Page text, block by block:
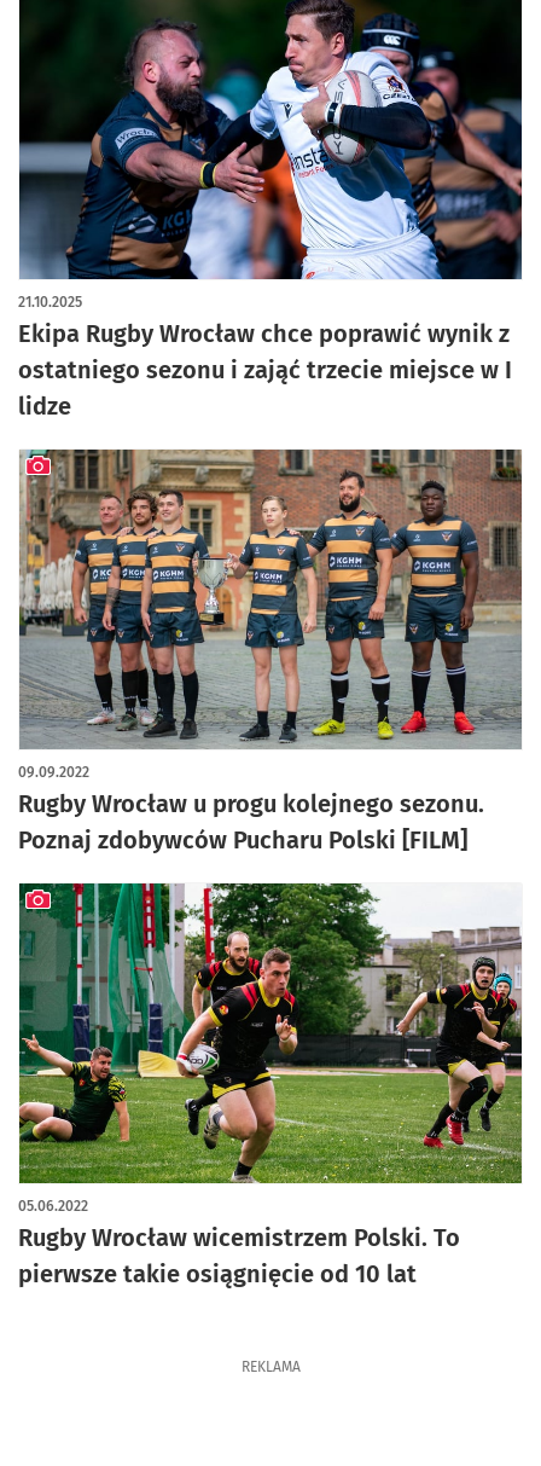
Ekipa Rugby Wrocław chce poprawić wynik z
ostatniego sezonu i zająć trzecie miejsce w I
lidze
21.10.2025
Rugby Wrocław u progu kolejnego sezonu.
Poznaj zdobywców Pucharu Polski [FILM]
09.09.2022
artykuł z galerią zdjęć
Rugby Wrocław wicemistrzem Polski. To
pierwsze takie osiągnięcie od 10 lat
05.06.2022
artykuł z galerią zdjęć
REKLAMA